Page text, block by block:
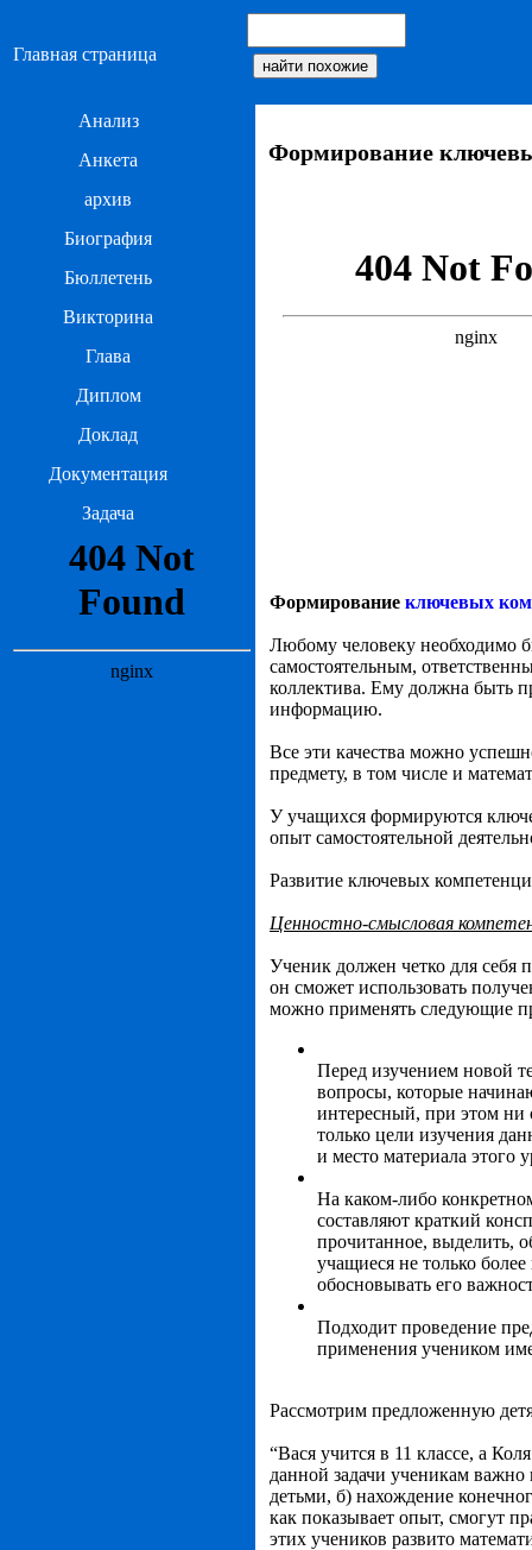
Главная страница
Анализ
Анкета
архив
Биография
Бюллетень
Викторина
Глава
Диплом
Доклад
Документация
Задача
Формирование
Формирование ключевых
Любому человеку необходимо
самостоятельным,
коллектива. Ему должна быть
информацию.
Все эти качества можно
предмету, в том числе и
У учащихся формируются
опыт самостоятельной
Развитие ключевых
Ценностно-смысловая
Ученик должен четко для себя
он сможет использовать
можно применять следующие
Перед изучением новой
вопросы, которые
интересный, при этом ни
только цели изучения
и место материала этого
На каком-либо
составляют краткий
прочитанное, выделить,
учащиеся не только
обосновывать его
Подходит проведение
применения учеником
Рассмотрим предложенную
“Вася учится в 11 классе, а
данной задачи ученикам
детьми, б) нахождение
как показывает опыт, смогут
этих учеников развито